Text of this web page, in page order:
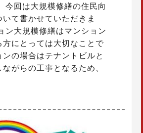
今回は大規模修繕の住民向
て書かせていただきま
ン大規模修繕はマンション
方にとっては大切なことで
の場合はテナントビルと
がらの工事となるため、